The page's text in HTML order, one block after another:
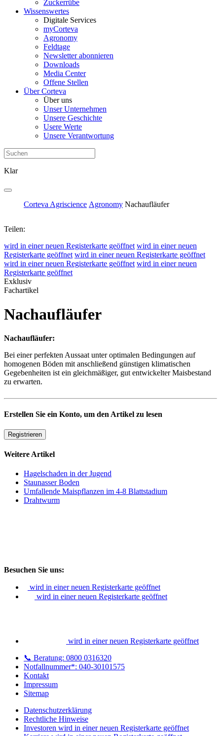
Zuckerrübe
Wissenswertes
Digitale Services
myCorteva
Agronomy
Feldtage
Newsletter abonnieren
Downloads
Media Center
Offene Stellen
Über Corteva
Über uns
Unser Unternehmen
Unsere Geschichte
Usere Werte
Unsere Verantwortung
Klar
Corteva Agriscience Agronomy Nachaufläufer
Teilen:
wird in einer neuen Registerkarte geöffnet wird in einer neuen
Registerkarte geöffnet wird in einer neuen Registerkarte geöffnet
wird in einer neuen Registerkarte geöffnet wird in einer neuen
Registerkarte geöffnet
Exklusiv
Fachartikel
Nachaufläufer
Nachaufläufer:
Bei einer perfekten Aussaat unter optimalen Bedingungen auf
homogenen Böden mit anschließend günstigen klimatischen
Gegebenheiten ist ein gleichmäßiger, gut entwickelter Maisbestand
zu erwarten.
Erstellen Sie ein Konto, um den Artikel zu lesen
Registrieren
Weitere Artikel
Hagelschaden in der Jugend
Staunasser Boden
Umfallende Maispflanzen im 4-8 Blattstadium
Drahtwurm
Besuchen Sie uns:
wird in einer neuen Registerkarte geöffnet
wird in einer neuen Registerkarte geöffnet
wird in einer neuen Registerkarte geöffnet
📞 Beratung: 0800 0316320
Notfallnummer*: 040-30101575
Kontakt
Impressum
Sitemap
Datenschutzerklärung
Rechtliche Hinweise
Investoren wird in einer neuen Registerkarte geöffnet